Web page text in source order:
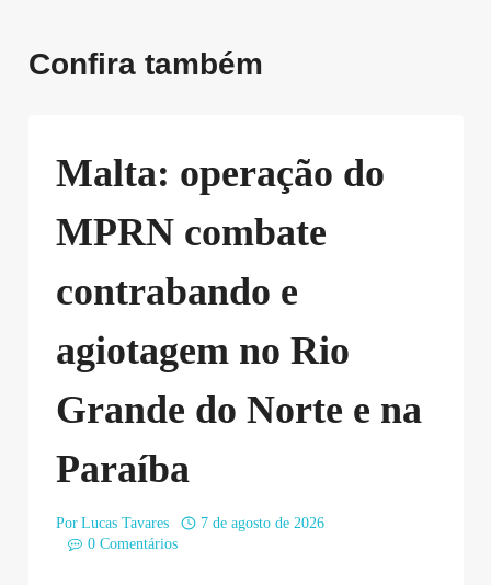
Confira também
Malta: operação do
MPRN combate
contrabando e
agiotagem no Rio
Grande do Norte e na
Paraíba
Por Lucas Tavares
7 de agosto de 2026
0 Comentários